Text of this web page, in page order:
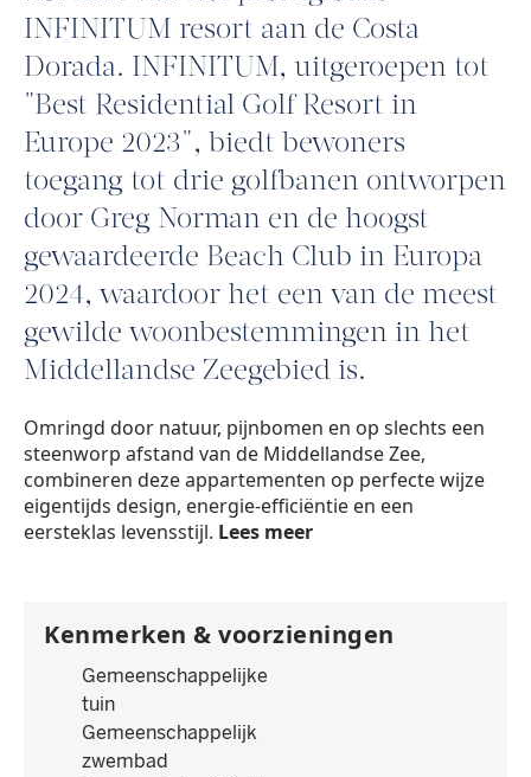
INFINITUM resort aan de Costa
Dorada. INFINITUM, uitgeroepen tot
"Best Residential Golf Resort in
Europe 2023", biedt bewoners
toegang tot drie golfbanen ontworpen
door Greg Norman en de hoogst
gewaardeerde Beach Club in Europa
2024, waardoor het een van de meest
gewilde woonbestemmingen in het
Middellandse Zeegebied is.
Omringd door natuur, pijnbomen en op slechts een
steenworp afstand van de Middellandse Zee,
combineren deze appartementen op perfecte wijze
eigentijds design, energie-efficiëntie en een
eersteklas levensstijl. Lees meer
Kenmerken & voorzieningen
Gemeenschappelijke
tuin
Gemeenschappelijk
zwembad